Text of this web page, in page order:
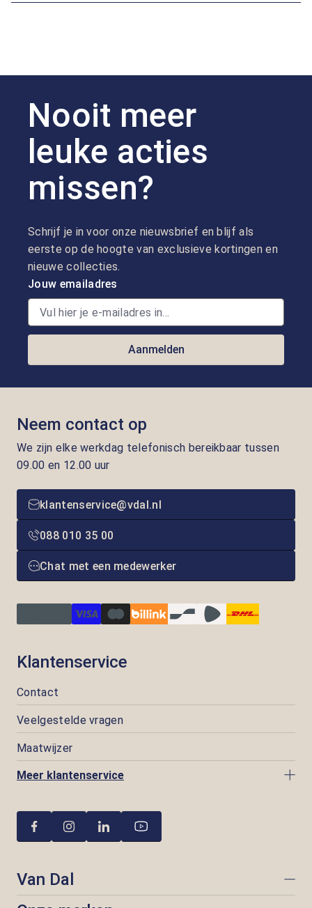
Nooit meer
leuke acties
missen?
Schrijf je in voor onze nieuwsbrief en blijf als
eerste op de hoogte van exclusieve kortingen en
nieuwe collecties.
Jouw emailadres
Aanmelden
Neem contact op
We zijn elke werkdag telefonisch bereikbaar tussen
09.00 en 12.00 uur
klantenservice@vdal.nl
088 010 35 00
Chat met een medewerker
Klantenservice
Contact
Veelgestelde vragen
Maatwijzer
Meer klantenservice
Van Dal